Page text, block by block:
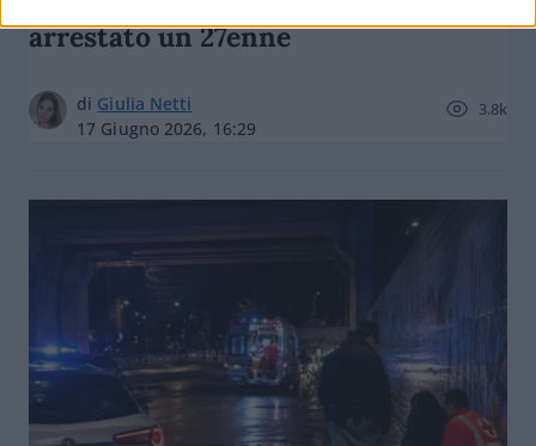
arrestato un 27enne
di Giulia Netti
17 Giugno 2026, 16:29
3.8k